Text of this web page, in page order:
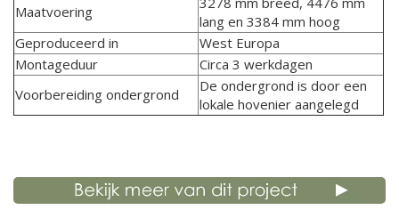
Maatvoering
lang en 3384 mm hoog
Geproduceerd in
West Europa
Montageduur
Circa 3 werkdagen
Voorbereiding ondergrond
De ondergrond is door een
lokale hovenier aangelegd